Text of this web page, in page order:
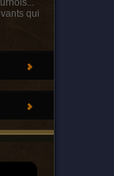
qui